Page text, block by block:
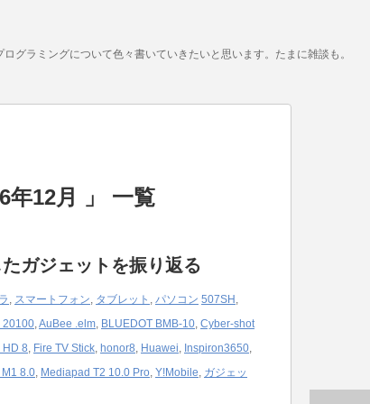
グラミングについて色々書いていきたいと思います。たまに雑談も。
年12月 」 一覧
ガジェットを振り返る
, スマートフォン, タブレット , パソコン 507SH ,
20100,AuBee .elm, BLUEDOT BMB-10, Cyber-shot
HD 8, Fire TV Stick, honor8, Huawei, Inspiron3650,
8.0, Mediapad T2 10.0 Pro, Y!Mobile, ガジェッ